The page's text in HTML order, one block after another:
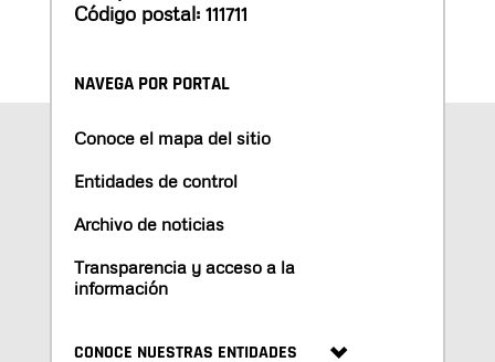
Código postal: 111711
NAVEGA POR PORTAL
Conoce el mapa del sitio
Entidades de control
Archivo de noticias
Transparencia y acceso a la
información
CONOCE NUESTRAS ENTIDADES